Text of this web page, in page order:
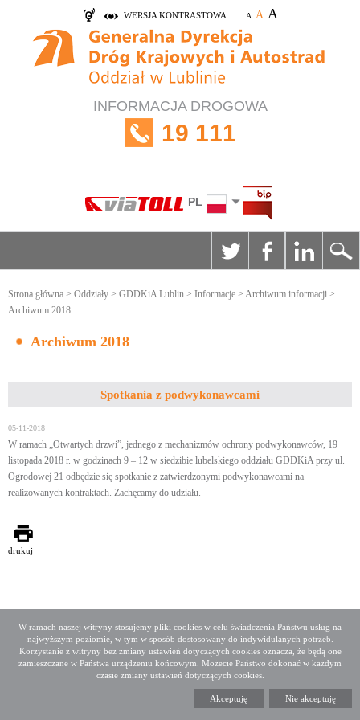
W ramach naszej witryny stosujemy pliki cookies w celu świadczenia Państwu usług na
najwyższym poziomie, w tym w sposób dostosowany do indywidulanych potrzeb.
Korzystanie z witryny bez zmiany ustawień dotyczących cookies oznacza, że będą one
zamieszczane w Państwa urządzeniu końcowym. Możecie Państwo dokonać w każdym
czasie zmiany ustawień dotyczących cookies.
Akceptuję Nie akceptuję
WERSJA KONTRASTOWA A A A
INFORMACJA DROGOWA
19 111
PL
Strona główna > Oddziały > GDDKiA Lublin > Informacje > Archiwum informacji >
Archiwum 2018
Archiwum 2018
Spotkania z podwykonawcami
05-11-2018
W ramach „Otwartych drzwi”, jednego z mechanizmów ochrony podwykonawców, 19
listopada 2018 r. w godzinach 9 – 12 w siedzibie lubelskiego oddziału GDDKiA przy ul.
Ogrodowej 21 odbędzie się spotkanie z zatwierdzonymi podwykonawcami na
realizowanych kontraktach. Zachęcamy do udziału.
drukuj
Deklaracja dostępności
Mapa serwisu
Media społecznościowe
Twitter Facebook Linkedin
ul. Wronia 53, 00-874 Warszawa, Tel +48 22 375 88 88